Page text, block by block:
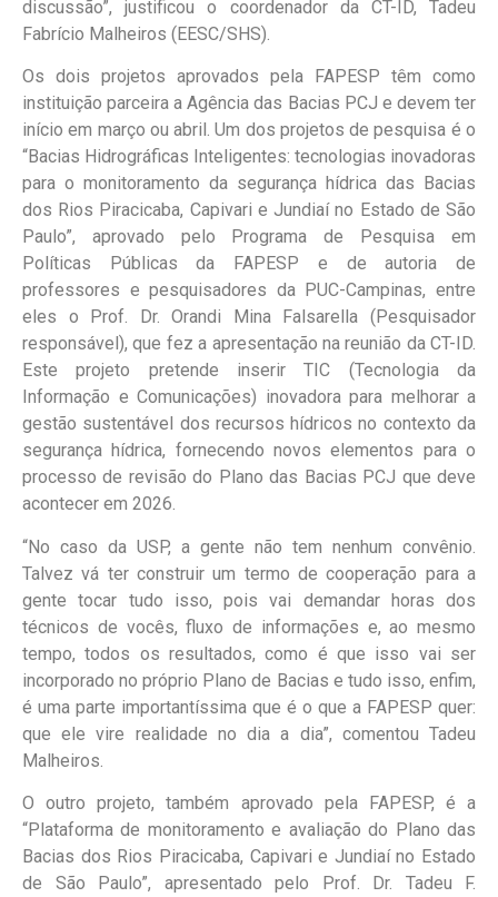
discussão”, justificou o coordenador da CT-ID, Tadeu
Fabrício Malheiros (EESC/SHS).
Os dois projetos aprovados pela FAPESP têm como
instituição parceira a Agência das Bacias PCJ e devem ter
início em março ou abril. Um dos projetos de pesquisa é o
“Bacias Hidrográficas Inteligentes: tecnologias inovadoras
para o monitoramento da segurança hídrica das Bacias
dos Rios Piracicaba, Capivari e Jundiaí no Estado de São
Paulo”, aprovado pelo Programa de Pesquisa em
Políticas Públicas da FAPESP e de autoria de
professores e pesquisadores da PUC-Campinas, entre
eles o Prof. Dr. Orandi Mina Falsarella (Pesquisador
responsável), que fez a apresentação na reunião da CT-ID.
Este projeto pretende inserir TIC (Tecnologia da
Informação e Comunicações) inovadora para melhorar a
gestão sustentável dos recursos hídricos no contexto da
segurança hídrica, fornecendo novos elementos para o
processo de revisão do Plano das Bacias PCJ que deve
acontecer em 2026.
“No caso da USP, a gente não tem nenhum convênio.
Talvez vá ter construir um termo de cooperação para a
gente tocar tudo isso, pois vai demandar horas dos
técnicos de vocês, fluxo de informações e, ao mesmo
tempo, todos os resultados, como é que isso vai ser
incorporado no próprio Plano de Bacias e tudo isso, enfim,
é uma parte importantíssima que é o que a FAPESP quer:
que ele vire realidade no dia a dia”, comentou Tadeu
Malheiros.
O outro projeto, também aprovado pela FAPESP, é a
“Plataforma de monitoramento e avaliação do Plano das
Bacias dos Rios Piracicaba, Capivari e Jundiaí no Estado
de São Paulo”, apresentado pelo Prof. Dr. Tadeu F.